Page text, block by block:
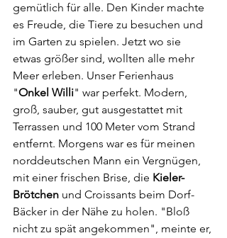
gemütlich für alle. Den Kinder machte
es Freude, die Tiere zu besuchen und
im Garten zu spielen. Jetzt wo sie
etwas größer sind, wollten alle mehr
Meer erleben. Unser Ferienhaus
"Onkel Willi" war perfekt. Modern,
groß, sauber, gut ausgestattet mit
Terrassen und 100 Meter vom Strand
entfernt. Morgens war es für meinen
norddeutschen Mann ein Vergnügen,
mit einer frischen Brise, die Kieler-
Brötchen und Croissants beim Dorf-
Bäcker in der Nähe zu holen. "Bloß
nicht zu spät angekommen", meinte er,